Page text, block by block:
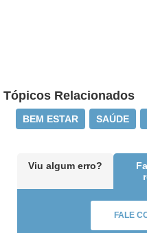
Tópicos Relacionados
BEM ESTAR SAÚDE
Viu algum erro?
FALE